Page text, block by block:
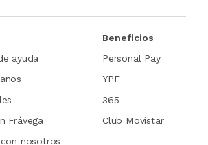
ayuda
Frávega
nosotros
Beneficios
Personal Pay
YPF
365
Club Movistar